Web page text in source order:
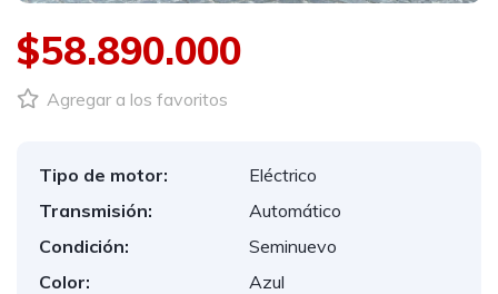
$58.890.000
Agregar a los favoritos
Tipo de motor:
Eléctrico
Transmisión:
Automático
Condición:
Seminuevo
Color:
Azul